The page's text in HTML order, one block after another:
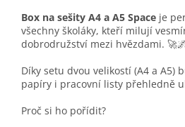
Box na sešity A4 a A5 Space je
všechny školáky, kteří milují
dobrodružství mezi hvězdami.
Díky setu dvou velikostí (A4 a A5)
papíry i pracovní listy přehledně
Proč si ho pořídit?